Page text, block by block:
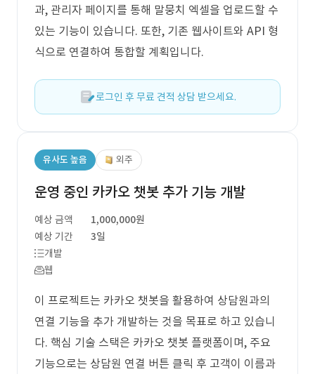
과, 관리자 페이지를 통해 말뭉치 엑셀을 업로드할 수
있는 기능이 있습니다. 또한, 기존 웹사이트와 API 형
식으로 연결하여 통합할 계획입니다.
로그인 후 무료 견적 상담 받으세요.
유사도 높음 외주
운영 중인 카카오 챗봇 추가 기능 개발
예상 금액
1,000,000원
예상 기간
3일
개발
웹
이 프로젝트는 카카오 챗봇을 활용하여 상담원과의
연결 기능을 추가 개발하는 것을 목표로 하고 있습니
다. 핵심 기술 스택은 카카오 챗봇 플랫폼이며, 주요
기능으로는 상담원 연결 버튼 클릭 후 고객이 이름과